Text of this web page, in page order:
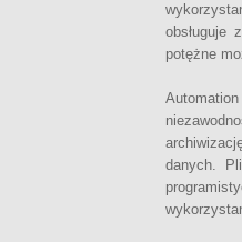
obsługuje
potężne
danych.